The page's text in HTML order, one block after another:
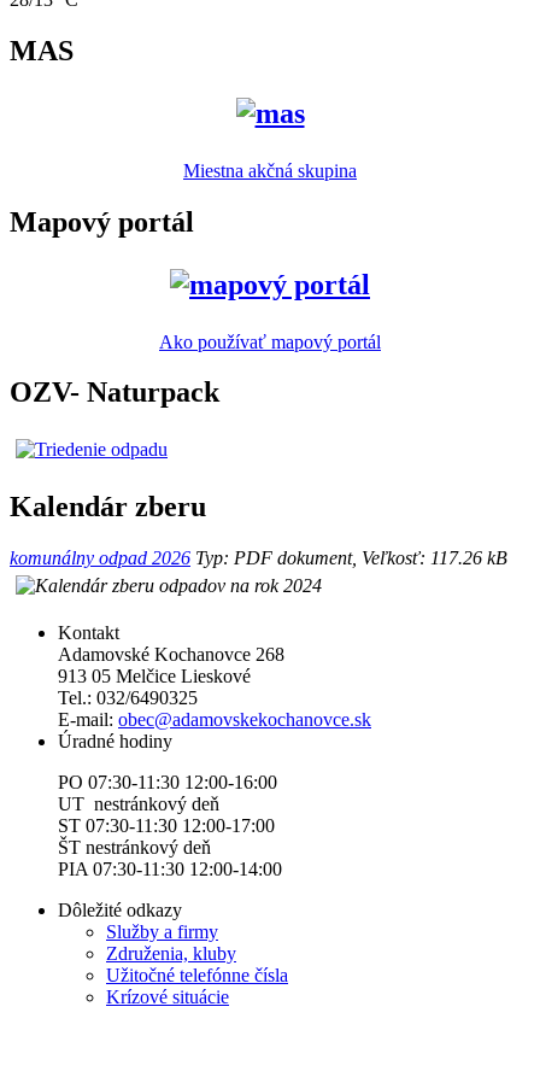
MAS
Miestna akčná skupina
Mapový portál
Ako používať mapový portál
OZV- Naturpack
Kalendár zberu
komunálny odpad 2026 Typ: PDF dokument, Veľkosť: 117.26 kB
Kontakt
Adamovské Kochanovce 268
913 05 Melčice Lieskové
Tel.: 032/6490325
E-mail: obec@adamovskekochanovce.sk
Úradné hodiny
PO 07:30-11:30 12:00-16:00
UT nestránkový deň
ST 07:30-11:30 12:00-17:00
ŠT nestránkový deň
PIA 07:30-11:30 12:00-14:00
Dôležité odkazy
Služby a firmy
Združenia, kluby
Užitočné telefónne čísla
Krízové situácie